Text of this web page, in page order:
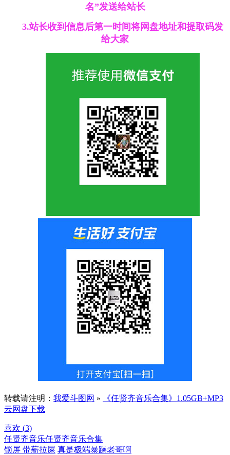
名”发送给站长
3.站长收到信息后第一时间将网盘地址和提取码发
给大家
转载请注明： 我爱斗图网 »
《任贤齐音乐合集》1.05GB+MP3
云网盘下载
喜欢 (3)
任贤齐音乐任贤齐音乐合集
锁屏 带薪拉屎 真是极端暴躁老哥啊